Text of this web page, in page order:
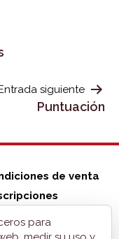
siguiente
Puntuación
de venta
para